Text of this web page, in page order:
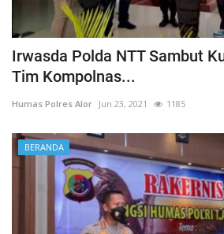
Irwasda Polda NTT Sambut
Tim Kompolnas...
Humas Polres Alor Jun 23, 2021 1185
BERANDA